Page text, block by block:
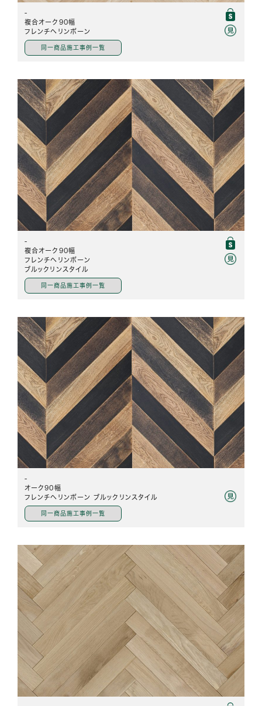
-
複合オーク90幅
フレンチヘリンボーン
同一商品施工事例一覧
-
複合オーク90幅
フレンチヘリンボーン
ブルックリンスタイル
同一商品施工事例一覧
-
オーク90幅
フレンチヘリンボーン ブルックリンスタイル
同一商品施工事例一覧